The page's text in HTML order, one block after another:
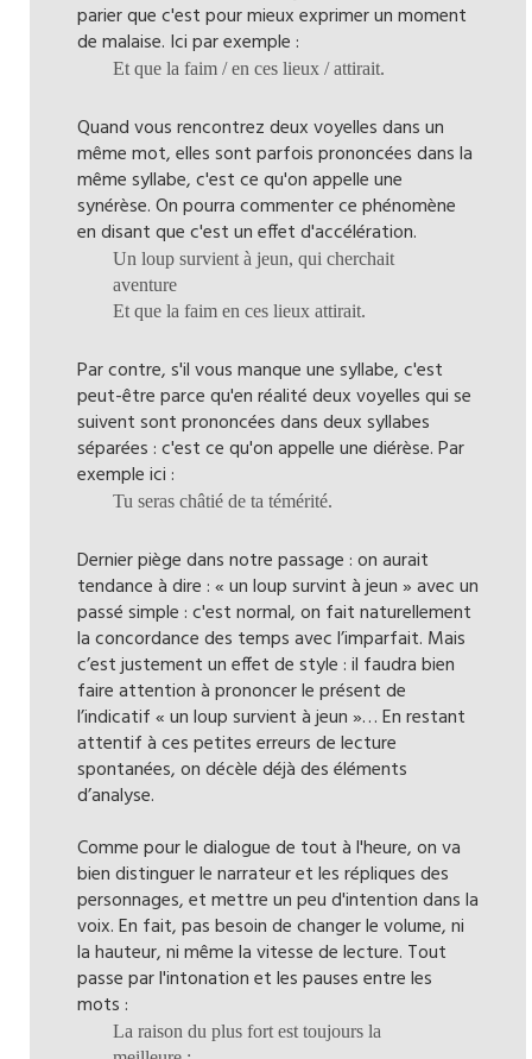
parier que c'est pour mieux exprimer un moment
de malaise. Ici par exemple :
Et que la faim / en ces lieux / attirait.
Quand vous rencontrez deux voyelles dans un
même mot, elles sont parfois prononcées dans la
même syllabe, c'est ce qu'on appelle une
synérèse. On pourra commenter ce phénomène
en disant que c'est un effet d'accélération.
Un loup survient à jeun, qui cherchait
aventure
Et que la faim en ces lieux attirait.
Par contre, s'il vous manque une syllabe, c'est
peut-être parce qu'en réalité deux voyelles qui se
suivent sont prononcées dans deux syllabes
séparées : c'est ce qu'on appelle une diérèse. Par
exemple ici :
Tu seras châtié de ta témérité.
Dernier piège dans notre passage : on aurait
tendance à dire : « un loup survint à jeun » avec un
passé simple : c'est normal, on fait naturellement
la concordance des temps avec l’imparfait. Mais
c’est justement un effet de style : il faudra bien
faire attention à prononcer le présent de
l’indicatif « un loup survient à jeun »… En restant
attentif à ces petites erreurs de lecture
spontanées, on décèle déjà des éléments
d’analyse.
Comme pour le dialogue de tout à l'heure, on va
bien distinguer le narrateur et les répliques des
personnages, et mettre un peu d'intention dans la
voix. En fait, pas besoin de changer le volume, ni
la hauteur, ni même la vitesse de lecture. Tout
passe par l'intonation et les pauses entre les
mots :
La raison du plus fort est toujours la